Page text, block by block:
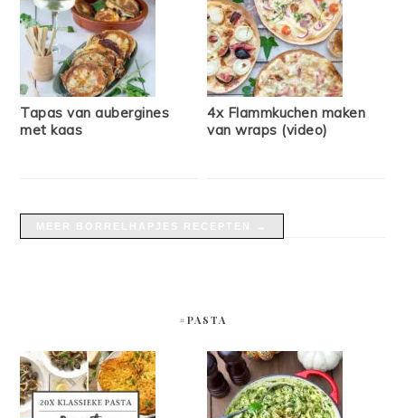
Tapas van aubergines
met kaas
4x Flammkuchen maken
van wraps (video)
#PASTA